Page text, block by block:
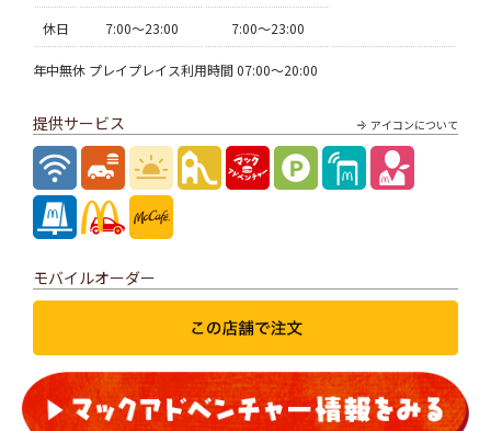
休日 7:00〜23:00 7:00〜23:00
年中無休 プレイプレイス利用時間 07:00～20:00
アイコンについて
提供サービス
モバイルオーダー